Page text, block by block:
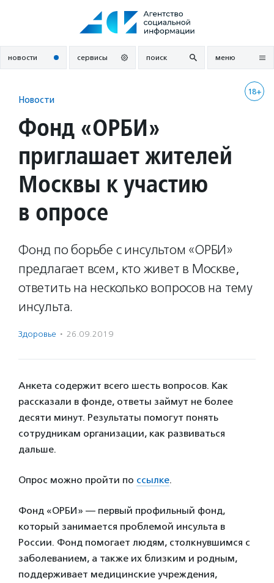
новости сервисы поиск меню
18+
Новости
Фонд «ОРБИ»
приглашает жителей
Москвы к участию
в опросе
Фонд по борьбе с инсультом «ОРБИ»
предлагает всем, кто живет в Москве,
ответить на несколько вопросов на тему
инсульта.
Здоровье · 26.09.2019
Анкета содержит всего шесть вопросов. Как
рассказали в фонде, ответы займут не более
десяти минут. Результаты помогут понять
сотрудникам организации, как развиваться
дальше.
Опрос можно пройти по ссылке.
Фонд «ОРБИ» — первый профильный фонд,
который занимается проблемой инсульта в
России. Фонд помогает людям, столкнувшимся с
заболеванием, а также их близким и родным,
поддерживает медицинские учреждения,